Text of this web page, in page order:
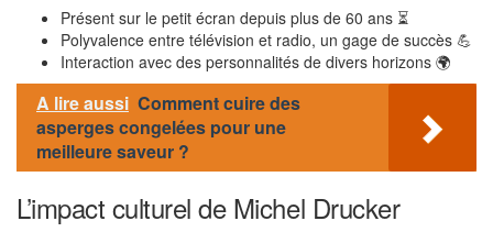
Présent sur le petit écran depuis plus de 60 ans ⏳
Polyvalence entre télévision et radio, un gage de succès 💪
Interaction avec des personnalités de divers horizons 🌍
A lire aussi Comment cuire des
asperges congelées pour une
meilleure saveur ?
L’impact culturel de Michel Drucker